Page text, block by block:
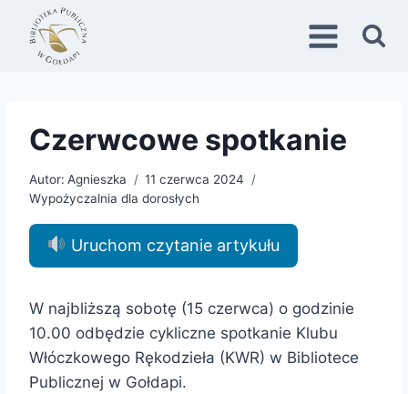
Przejdź
treści
Czerwcowe spotkanie
Autor: Agnieszka
11 czerwca 2024
Wypożyczalnia dla dorosłych
Uruchom czytanie artykułu
W najbliższą sobotę (15 czerwca) o godzinie
10.00 odbędzie cykliczne spotkanie Klubu
Włóczkowego Rękodzieła (KWR) w Bibliotece
Publicznej w Gołdapi.